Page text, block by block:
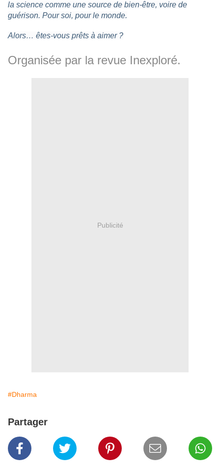
la science comme une source de bien-être, voire de
guérison. Pour soi, pour le monde.
Alors… êtes-vous prêts à aimer ?
Organisée par la revue Inexploré.
Publicité
#Dharma
Partager